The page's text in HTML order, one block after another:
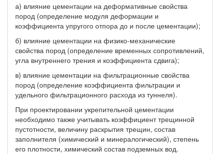
а) влияние цементации на деформативные свойства
пород (определение модуля деформации и
коэффициента упругого отпора до и после цементации);
б) влияние цементации на физико-механические
свойства пород (определение временных сопротивлений,
угла внутреннего трения и коэффициента сдвига);
в) влияние цементации на фильтрационные свойства
пород (определение коэффициента фильтрации и
удельного фильтрационного расхода из туннеля).
При проектировании укрепительной цементации
необходимо также учитывать коэффициент трещинной
пустотности, величину раскрытия трещин, состав
заполнителя (химический и минералогический), степень
его плотности, химический состав подземных вод.